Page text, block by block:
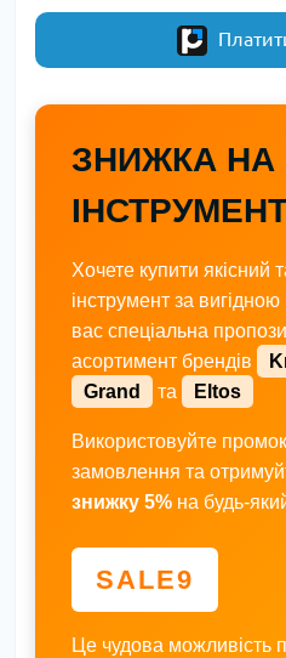
ЗНИЖКА НА
Хочете купити якісний
інструмент за
вас спеціальна
асортимент брендів
Grand
та Eltos
Використовуйте
замовлення та
знижку 5% на будь-
SALE9
Це чудова можливість